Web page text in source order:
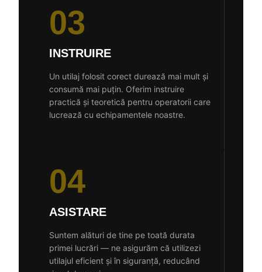
03
INSTRUIRE
Un utilaj folosit corect durează mai mult și
consumă mai puțin. Oferim instruire
practică și teoretică pentru operatorii care
lucrează cu echipamentele noastre.
04
ASISTARE
Suntem alături de tine pe toată durata
primei lucrări — ne asigurăm că utilizezi
utilajul eficient și în siguranță, reducând